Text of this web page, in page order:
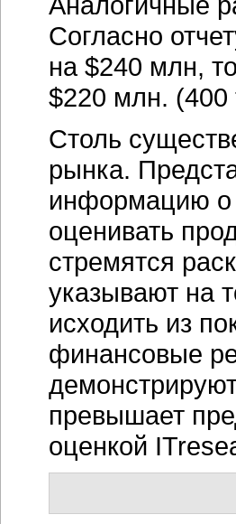
Согласно
на $240 млн,
$220 млн. (400
Столь
рынка.
информацию о
оценивать
стремятся
указывают на
исходить из
финансовые
превышает
оценкой